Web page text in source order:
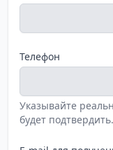
Телефон
Указывайте
будет подтвердить.